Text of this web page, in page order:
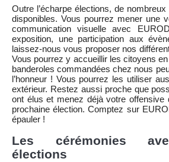
Outre l’écharpe élections, de
disponibles. Vous pourrez mener une
communication visuelle avec
exposition, une participation aux
laissez-nous vous proposer nos
Vous pourrez y accueillir les citoyens
banderoles commandées chez nous
l’honneur ! Vous pourrez les utiliser
extérieur. Restez aussi proche que
ont élus et menez déjà votre offensive
prochaine élection. Comptez sur
épauler !
Les cérémonies
élections